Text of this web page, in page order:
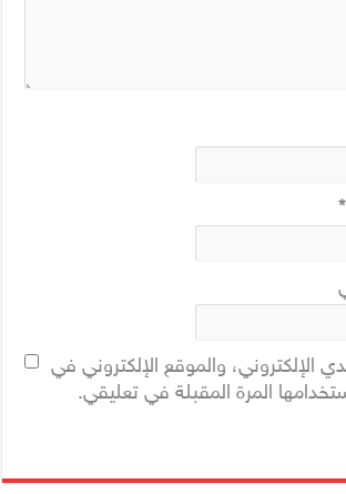
*
الإلكتروني، والموقع الإلكتروني في
المرة المقبلة في تعليقي.